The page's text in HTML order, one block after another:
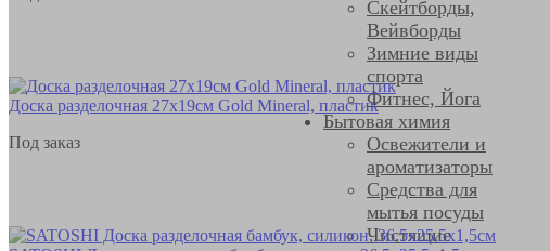
Скейтборды,
Вейвборды
Зимние виды
спорта
Фитнес, Йога
Бытовая химия
Освежители и
ароматизаторы
Средства для
мытья посуды
Чистящие
Доска разделочная 27x19см Gold Mineral, пластик
Под заказ